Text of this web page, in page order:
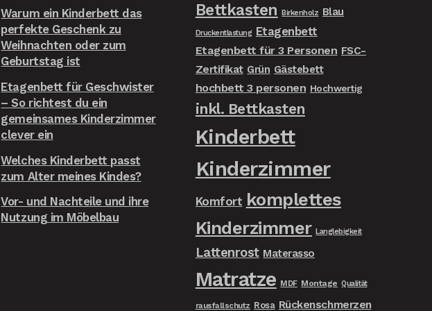
Warum ein Kinderbett das
perfekte Geschenk zu
Weihnachten oder zum
Geburtstag ist
Etagenbett für Geschwister
– So richtest du ein
gemeinsames Kinderzimmer
clever ein
Welches Kinderbett passt
zum Alter meines Kindes?
Vor- und Nachteile und ihre
Nutzung im Möbelbau
Bettkasten Birkenholz Blau
Druckentlastung Etagenbett
Etagenbett für 3 Personen FSC-
Zertifikat Grün Gästebett
hochbett 3 personen Hochwertig
inkl. Bettkasten
Kinderbett
Kinderzimmer
Komfort komplettes
Kinderzimmer Langlebigkeit
Lattenrost Materasso
Matratze MDF Montage Qualität
rausfallschutz Rosa Rückenschmerzen